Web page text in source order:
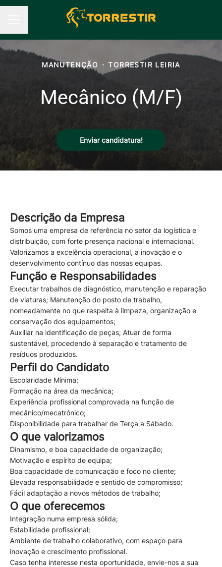
Menu de carreiras
MANUTENÇÃO · TORRESTIR LEIRIA
Mecânico (M/F)
Enviar candidatura!
Descrição da Empresa
Somos uma empresa de referência no setor da logística e
distribuição, com forte presença nacional e internacional.
Valorizamos a excelência operacional, a inovação e o
desenvolvimento contínuo das nossas equipas.
Função e Responsabilidades
Executar trabalhos de diagnóstico, manutenção e reparação
de viaturas; Manutenção do posto de trabalho,
nomeadamente no que respeita à limpeza, organização e
conservação dos equipamentos;
Auxiliar na identificação de peças; Atuar de forma
sustentável, procedendo à separação e tratamento de
resíduos produzidos.
Perfil do Candidato
Escolaridade Mínima;
Formação na área da mecânica;
Experiência profissional comprovada na função de
mecânico/mecatrónico;
Disponibilidade para trabalhar de Terça a Sábado.
O que valorizamos
Dinamismo, e boa capacidade de organização;
Motivação e espírito de equipa;
Boa capacidade de comunicação e foco no cliente;
Elevada responsabilidade e sentido de compromisso;
Fácil adaptação a novos métodos de trabalho;
O que oferecemos
Integração numa empresa sólida;
Estabilidade profissional;
Ambiente de trabalho colaborativo, com espaço para
inovação e crescimento profissional.
Caso tenha interesse nesta oportunidade, envie-nos a sua